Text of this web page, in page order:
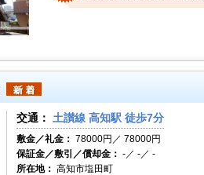
交通： 土讃線 高知駅 徒歩7分
敷金／礼金： 78000円／ 78000円
保証金／敷引／償却金： -／ -／ -
所在地： 高知市塩田町